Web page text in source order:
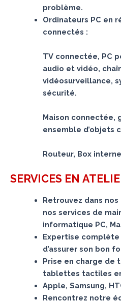
problème.
Ordinateurs PC en
connectés :
TV connectée, PC
audio et vidéo,
vidéosurveillance,
sécurité.
Maison connectée,
ensemble d’objets
Routeur, Box
SERVICES EN
Retrouvez dans
nos services de
informatique PC,
Expertise
d’assurer son bon
Prise en charge de
tablettes tactiles
Apple, Samsung,
Rencontrez notre